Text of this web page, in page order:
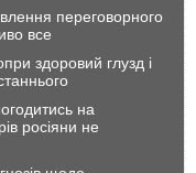
переговорного
все
здоровий глузд і
на
росіяни не